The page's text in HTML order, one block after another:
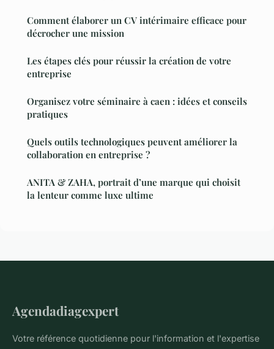
Comment élaborer un CV intérimaire efficace pour
décrocher une mission
Les étapes clés pour réussir la création de votre
entreprise
Organisez votre séminaire à caen : idées et conseils
pratiques
Quels outils technologiques peuvent améliorer la
collaboration en entreprise ?
ANITA & ZAHA, portrait d’une marque qui choisit
la lenteur comme luxe ultime
Agendadiagexpert
Votre référence quotidienne pour l'information et l'expertise